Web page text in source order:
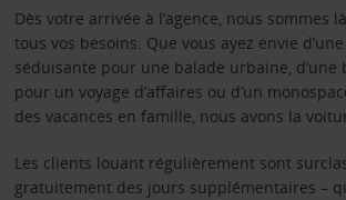
Dès votre arrivée à l’agence, nous sommes
tous vos besoins. Que vous ayez envie
séduisante pour une balade urbaine, d’une
pour un voyage d’affaires ou d’un
des vacances en famille, nous avons la
Les clients louant régulièrement sont
gratuitement des jours supplémentaires –